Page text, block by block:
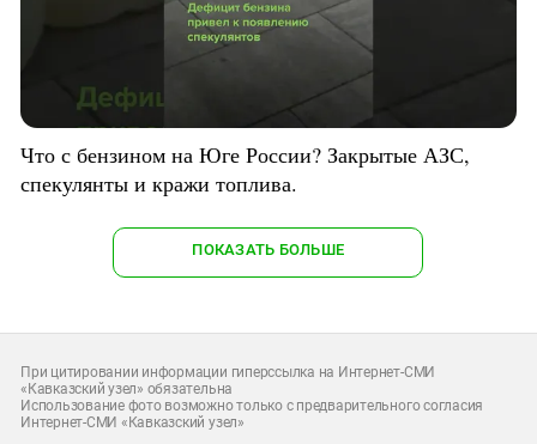
Что с бензином на Юге России? Закрытые АЗС,
спекулянты и кражи топлива.
ПОКАЗАТЬ БОЛЬШЕ
При цитировании информации гиперссылка на Интернет-СМИ
«Кавказский узел» обязательна
Использование фото возможно только с предварительного согласия
Интернет-СМИ «Кавказский узел»